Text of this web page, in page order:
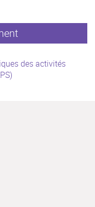
des activités